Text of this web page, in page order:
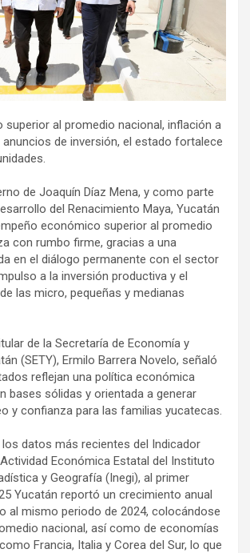
superior al promedio nacional, inflación a
anuncios de inversión, el estado fortalece
de Joaquín Díaz Mena, y como parte
del Renacimiento Maya, Yucatán
económico superior al promedio
con rumbo firme, gracias a una
en el diálogo permanente con el sector
a la inversión productiva y el
las micro, pequeñas y medianas
de la Secretaría de Economía y
(SETY), Ermilo Barrera Novelo, señaló
reflejan una política económica
bases sólidas y orientada a generar
y confianza para las familias yucatecas.
datos más recientes del Indicador
Económica Estatal del Instituto
y Geografía (Inegi), al primer
Yucatán reportó un crecimiento anual
al mismo periodo de 2024, colocándose
nacional, así como de economías
Francia, Italia y Corea del Sur, lo que